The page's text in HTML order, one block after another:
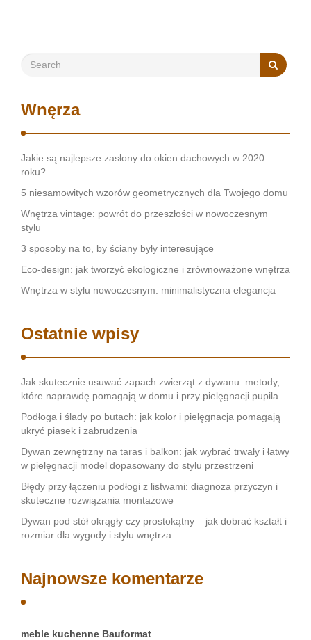
Wnęrza
Jakie są najlepsze zasłony do okien dachowych w 2020
roku?
5 niesamowitych wzorów geometrycznych dla Twojego domu
Wnętrza vintage: powrót do przeszłości w nowoczesnym
stylu
3 sposoby na to, by ściany były interesujące
Eco-design: jak tworzyć ekologiczne i zrównoważone wnętrza
Wnętrza w stylu nowoczesnym: minimalistyczna elegancja
Ostatnie wpisy
Jak skutecznie usuwać zapach zwierząt z dywanu: metody,
które naprawdę pomagają w domu i przy pielęgnacji pupila
Podłoga i ślady po butach: jak kolor i pielęgnacja pomagają
ukryć piasek i zabrudzenia
Dywan zewnętrzny na taras i balkon: jak wybrać trwały i łatwy
w pielęgnacji model dopasowany do stylu przestrzeni
Błędy przy łączeniu podłogi z listwami: diagnoza przyczyn i
skuteczne rozwiązania montażowe
Dywan pod stół okrągły czy prostokątny – jak dobrać kształt i
rozmiar dla wygody i stylu wnętrza
Najnowsze komentarze
meble kuchenne Bauformat